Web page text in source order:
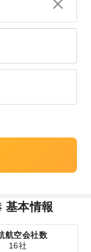
基本情報
航空会社数
16社